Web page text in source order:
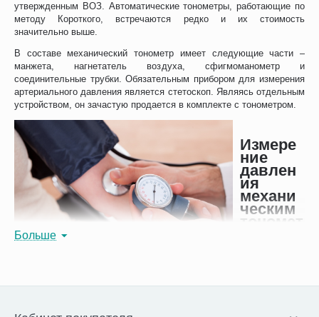
утвержденным ВОЗ. Автоматические тонометры, работающие по
методу Короткого, встречаются редко и их стоимость
значительно выше.
В составе механический тонометр имеет следующие части –
манжета, нагнетатель воздуха, сфигмоманометр и
соединительные трубки. Обязательным прибором для измерения
артериального давления является стетоскоп. Являясь отдельным
устройством, он зачастую продается в комплекте с тонометром.
Измере
ние
давлен
ия
механи
ческим
тономет
соединительные трубки должны располагаться по внутренней
Больше